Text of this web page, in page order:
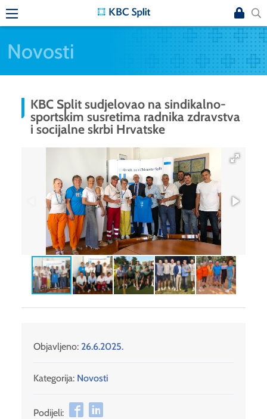
Novosti
KBC Split sudjelovao na sindikalno-
sportskim susretima radnika zdravstva
i socijalne skrbi Hrvatske
Objavljeno: 26.6.2025.
Kategorija: Novosti
Podijeli: